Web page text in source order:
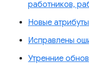
работников,
Новые
Исправлены
Утренние